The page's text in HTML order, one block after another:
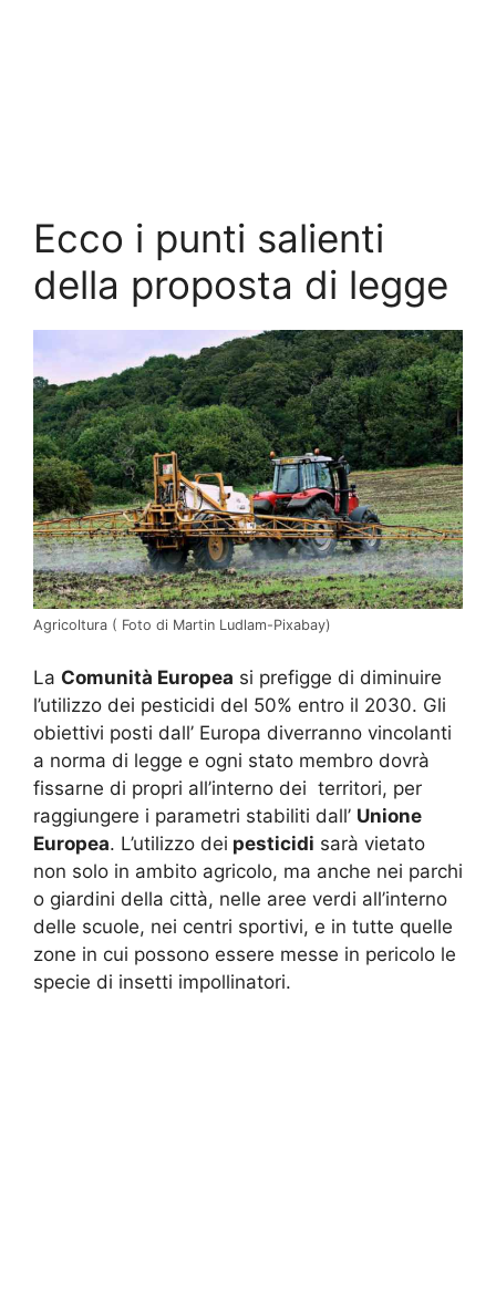
Ecco i punti salienti
della proposta di legge
Agricoltura ( Foto di Martin Ludlam-Pixabay)
La Comunità Europea si prefigge di diminuire
l’utilizzo dei pesticidi del 50% entro il 2030. Gli
obiettivi posti dall’ Europa diverranno vincolanti
a norma di legge e ogni stato membro dovrà
fissarne di propri all’interno dei territori, per
raggiungere i parametri stabiliti dall’ Unione
Europea. L’utilizzo dei pesticidi sarà vietato
non solo in ambito agricolo, ma anche nei parchi
o giardini della città, nelle aree verdi all’interno
delle scuole, nei centri sportivi, e in tutte quelle
zone in cui possono essere messe in pericolo le
specie di insetti impollinatori.